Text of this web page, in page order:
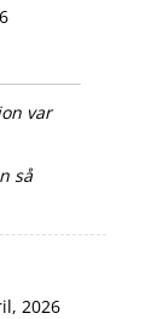
var
så
2026